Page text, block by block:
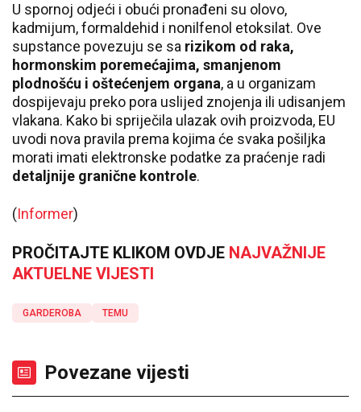
U spornoj odjeći i obući pronađeni su olovo,
kadmijum, formaldehid i nonilfenol etoksilat. Ove
supstance povezuju se sa rizikom od raka,
hormonskim poremećajima, smanjenom
plodnošću i oštećenjem organa, a u organizam
dospijevaju preko pora uslijed znojenja ili udisanjem
vlakana. Kako bi spriječila ulazak ovih proizvoda, EU
uvodi nova pravila prema kojima će svaka pošiljka
morati imati elektronske podatke za praćenje radi
detaljnije granične kontrole.
(Informer)
PROČITAJTE KLIKOM OVDJE NAJVAŽNIJE
AKTUELNE VIJESTI
GARDEROBA TEMU
Povezane vijesti